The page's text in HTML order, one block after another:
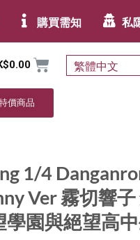
購買需知 私
0.00 繁體中文
價商品
1/4
Ver 霧切響子
學園與絕望高